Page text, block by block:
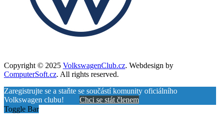
Copyright © 2025 VolkswagenClub.cz. Webdesign by
ComputerSoft.cz. All rights reserved.
Zaregistrujte se a staňte se součástí komunity oficiálního
Volkswagen clubu! Chci se stát členem
Toggle Bar